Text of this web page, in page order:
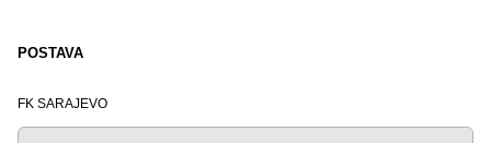
POSTAVA
FK SARAJEVO